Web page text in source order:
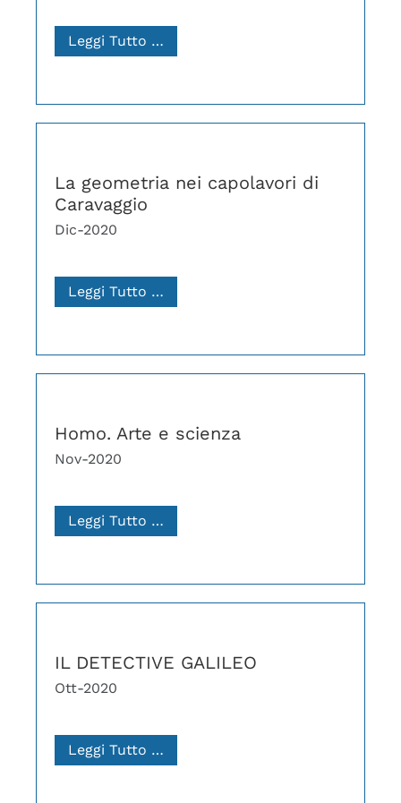
Leggi Tutto …
La geometria nei capolavori di
Caravaggio
Dic-2020
Leggi Tutto …
Homo. Arte e scienza
Nov-2020
Leggi Tutto …
IL DETECTIVE GALILEO
Ott-2020
Leggi Tutto …